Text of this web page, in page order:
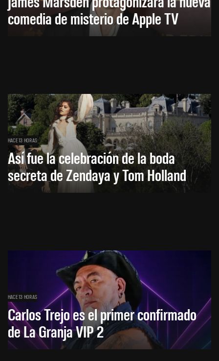
comedia de misterio de Apple TV
HACE 13 HORAS
Así fue la celebración de la boda
secreta de Zendaya y Tom Holland
HACE 13 HORAS
Carlos Trejo es el primer confirmado
de La Granja VIP 2